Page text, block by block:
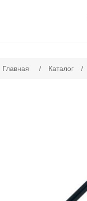
Главная / Каталог /